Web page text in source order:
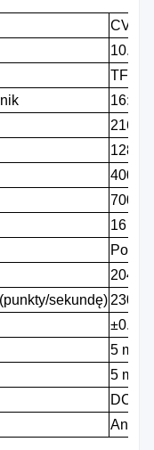
10.1
TFT
16:10
400cd/
16
2048
sekundę) 230pps
±0.5mm
5 milion
5 milion
DC
Android